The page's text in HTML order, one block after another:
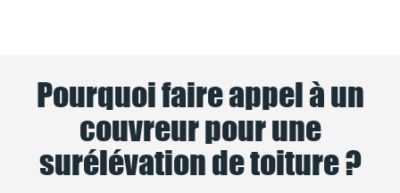
Pourquoi faire appel à un
couvreur pour une
surélévation de toiture ?